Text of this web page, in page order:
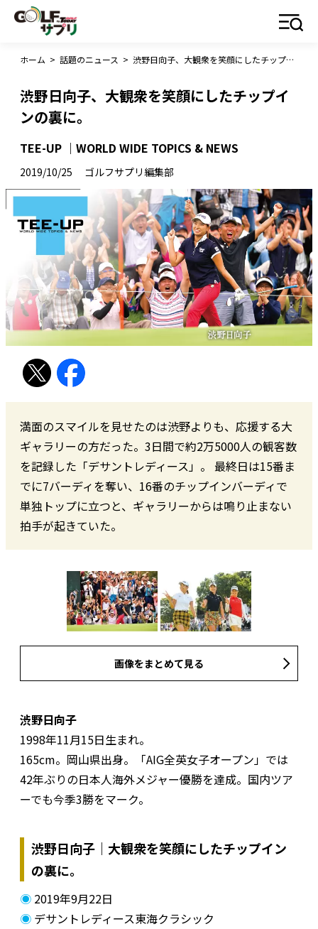
ホーム > 話題のニュース > 渋野日向子、大観衆を笑顔にしたチップインの裏に。
渋野日向子、大観衆を笑顔にしたチップイ
ンの裏に。
TEE-UP ｜WORLD WIDE TOPICS & NEWS
2019/10/25 ゴルフサプリ編集部
満面のスマイルを見せたのは渋野よりも、応援する大
ギャラリーの方だった。3日間で約2万5000人の観客数
を記録した「デサントレディース」。 最終日は15番ま
でに7バーディを奪い、16番のチップインバーディで
単独トップに立つと、ギャラリーからは鳴り止まない
拍手が起きていた。
画像をまとめて見る
渋野日向子
1998年11月15日生まれ。
165cm。岡山県出身。「AIG全英女子オープン」では
42年ぶりの日本人海外メジャー優勝を達成。国内ツア
ーでも今季3勝をマーク。
渋野日向子｜大観衆を笑顔にしたチップイン
の裏に。
◉ 2019年9月22日
◉ デサントレディース東海クラシック